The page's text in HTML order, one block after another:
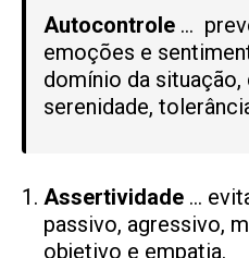
Autocontrole …
emoções e
domínio da
serenidade,
Assertividade …
passivo, agressivo,
objetivo e empatia.